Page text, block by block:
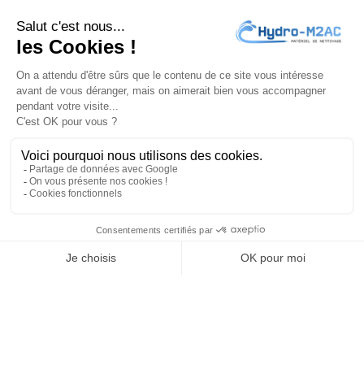
J'accepte lesconditions générales
politique de
confidentialité
PRODUITS
NOTRE SOCIÉTÉ
VOTRE COMPTE